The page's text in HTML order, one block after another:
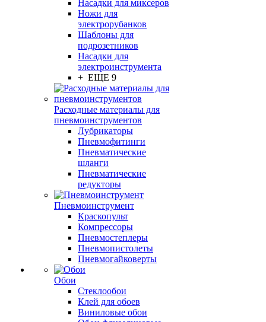
Насадки для миксеров
Ножи для
электрорубанков
Шаблоны для
подрозетников
Насадки для
электроинструмента
+ ЕЩЕ 9
Расходные материалы для
пневмоинструментов
Лубрикаторы
Пневмофитинги
Пневматические
шланги
Пневматические
редукторы
Пневмоинструмент
Краскопульт
Компрессоры
Пневмостеплеры
Пневмопистолеты
Пневмогайковерты
Обои
Стеклообои
Клей для обоев
Виниловые обои